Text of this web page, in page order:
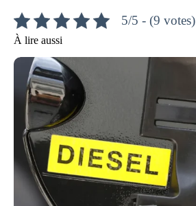
5/5 - (9 votes)
À lire aussi